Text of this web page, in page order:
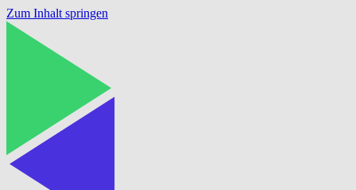
Zum Inhalt springen